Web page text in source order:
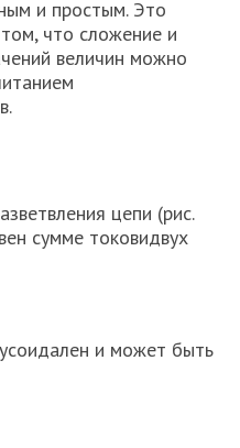
и простым. Это
что сложение и
величин можно
цепи (рис.
сумме токовидвух
и может быть